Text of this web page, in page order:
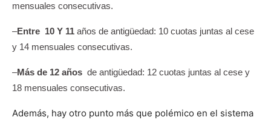
mensuales consecutivas.
–Entre 10 Y 11 años de antigüedad: 10 cuotas juntas al cese
y 14 mensuales consecutivas.
–Más de 12 años de antigüedad: 12 cuotas juntas al cese y
18 mensuales consecutivas.
Además, hay otro punto más que polémico en el sistema